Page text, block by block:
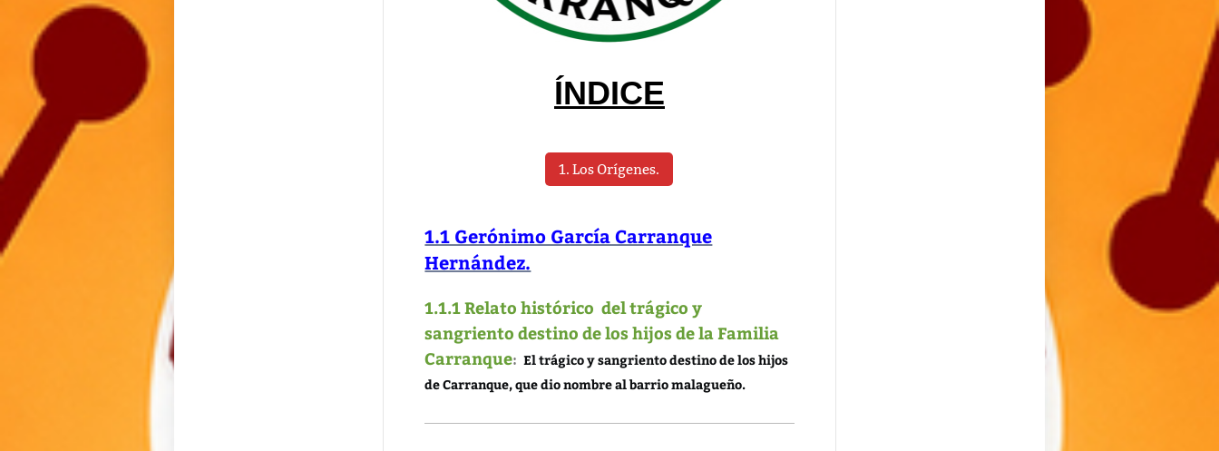
ÍNDICE
1. Los Orígenes.
1.1 Gerónimo García Carranque
Hernández.
1.1.1 Relato histórico del trágico y
sangriento destino de los hijos de la Familia
Carranque:El trágico y sangriento destino de los hijos
de Carranque, que dio nombre al barrio malagueño.